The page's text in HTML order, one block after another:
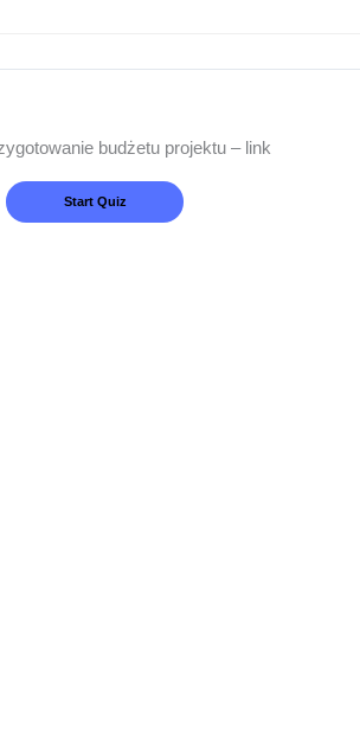
budżetu projektu – link